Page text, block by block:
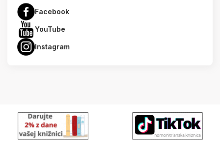
Facebook
YouTube
Instagram